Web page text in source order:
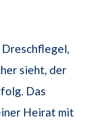
sieht, der
Das
Heirat mit